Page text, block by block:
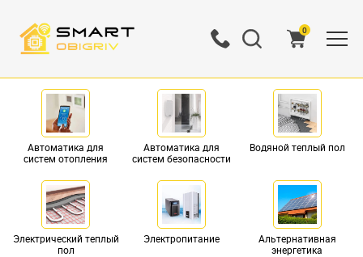
0
Автоматика для
систем отопления
Автоматика для
систем безопасности
Водяной теплый пол
Электрический теплый
пол
Электропитание
Альтернативная
энергетика